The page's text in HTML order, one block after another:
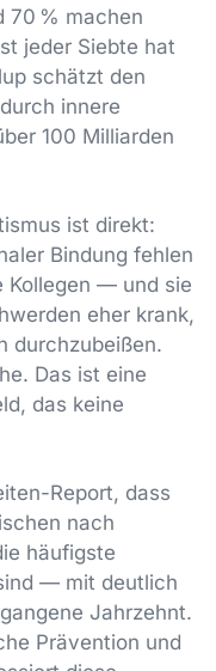
70 % machen
jeder Siebte hat
schätzt den
innere
100 Milliarden
ist direkt:
Bindung fehlen
Kollegen — und sie
eher krank,
durchzubeißen.
Das ist eine
das keine
Report, dass
nach
häufigste
— mit deutlich
Jahrzehnt.
Prävention und